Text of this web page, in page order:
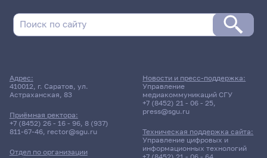
Адрес:
410012, г. Саратов, ул.
Астраханская, 83
Приёмная ректора:
+7 (8452) 26 - 16 - 96, 8 (937)
811-67-46, rector@sgu.ru
Отдел по организации
Новости и пресс-поддержка:
Управление
медиакоммуникаций СГУ
+7 (8452) 21 - 06 - 25,
press@sgu.ru
Техническая поддержка сайта:
Управление цифровых и
информационных технологий